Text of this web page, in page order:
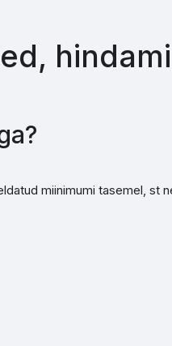
miinimumi tasemel, st